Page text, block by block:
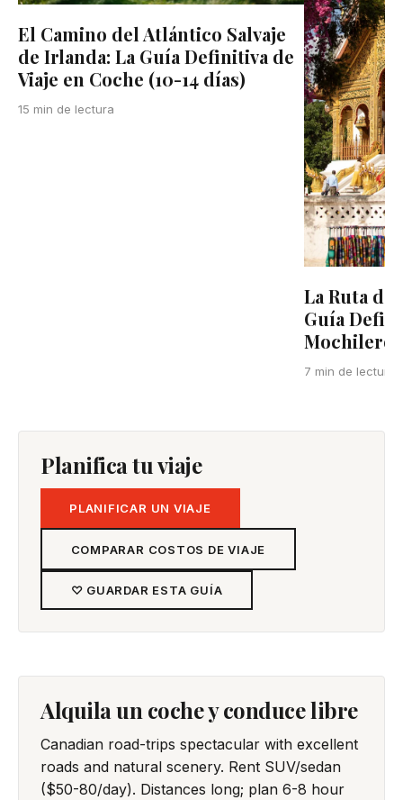
El Camino del Atlántico Salvaje
de Irlanda: La Guía Definitiva de
Viaje en Coche (10-14 días)
15 min de lectura
La Ruta
Guía
Mochilero
7 min de lectura
Planifica tu viaje
PLANIFICAR UN VIAJE
COMPARAR COSTOS DE VIAJE
♡ GUARDAR ESTA GUÍA
Alquila un coche y conduce libre
Canadian road-trips spectacular with excellent
roads and natural scenery. Rent SUV/sedan
($50-80/day). Distances long; plan 6-8 hour